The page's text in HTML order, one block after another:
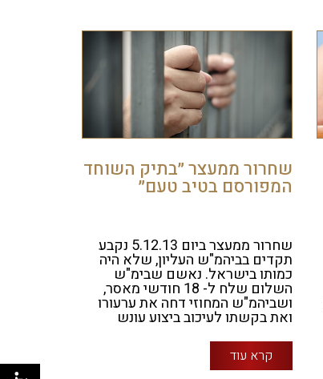
שחרור ממעצר ״בתיק השוחד
המפורסם בטיב טעם״
שחרור ממעצר ביום 5.12.13 נקבע
תקדים בביהמ"ש העליון, שלא היה
כמותו בישראל. נאשם שבימ"ש
השלום שלח ל- 18 חודשי מאסר,
ושביהמ"ש המחוזי דחה את ערעורו
ואת בקשתו לעיכוב ביצוע עונש
קרא עוד